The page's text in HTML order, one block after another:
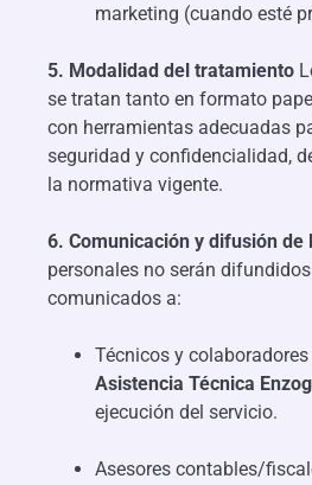
marketing (cuando esté
5. Modalidad del tratamiento
se tratan tanto en formato
con herramientas adecuadas
seguridad y confidencialidad,
la normativa vigente.
6. Comunicación y difusión de
personales no serán
comunicados a:
Técnicos y
Asistencia Técnica
ejecución del servicio.
Asesores contables/